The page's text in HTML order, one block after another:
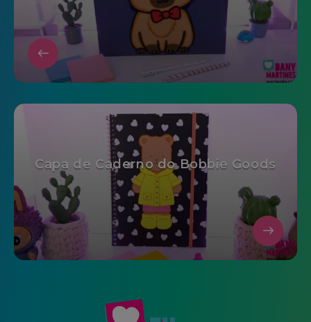
Capa de Caderno do Bobbie Goods